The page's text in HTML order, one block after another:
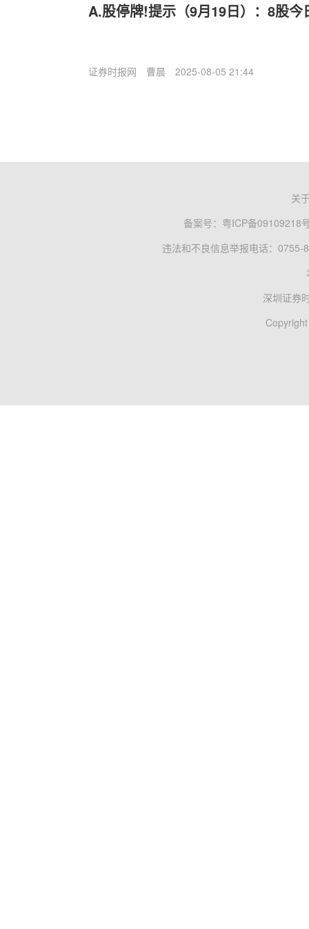
A.股停牌!提示（9月19日）：8股今
证券时报网 曹晨 2025-08-05 21:44
关
备案号： 粤ICP备09109218
违法和不良信息举报电话：0755-
深圳证券